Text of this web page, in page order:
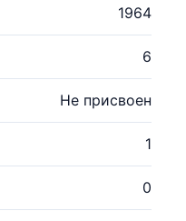
1964
6
Не присвоен
1
0